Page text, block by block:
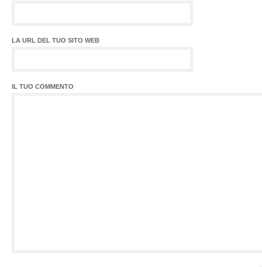
LA URL DEL TUO SITO WEB
IL TUO COMMENTO